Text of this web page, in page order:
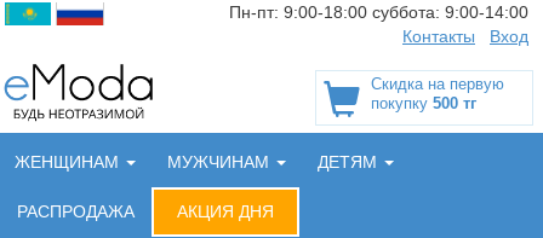
Пн-пт: 9:00-18:00 суббота: 9:00-14:00
Контакты
Вход
Скидка на первую
покупку 500 тг
ЖЕНЩИНАМ МУЖЧИНАМ ДЕТЯМ
РАСПРОДАЖА АКЦИЯ ДНЯ